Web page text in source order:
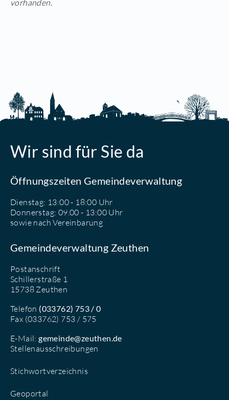
vorhanden.
Wir sind für Sie da
Öffnungszeiten Gemeindeverwaltung
Dienstag: 13:00 - 18:00 Uhr
Donnerstag: 09.00 - 13:00 Uhr
sowie nach Vereinbarung
Gemeindeverwaltung Zeuthen
Postanschrift
Schillerstraße 1
15738 Zeuthen
Telefon (033762) 753 / 0
Fax (033762) 753 / 575
E-Mail:gemeinde@zeuthen.de
Stellenausschreibungen
Stichwortverzeichnis
Geoportal